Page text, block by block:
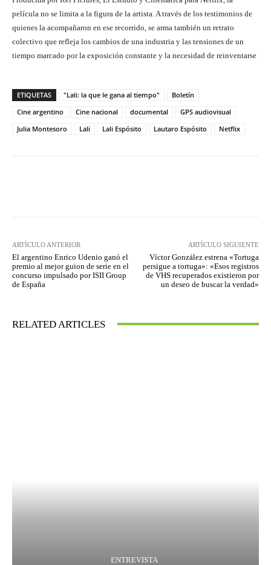
película no se limita a la figura de la artista. A través de los testimonios de
quienes la acompañaron en ese recorrido, se arma también un retrato
colectivo que refleja los cambios de una industria y las tensiones de un
tiempo marcado por la exposición constante y la necesidad de reinventarse
ETIQUETAS "Lali: la que le gana al tiempo"
Boletín
Cine argentino
Cine nacional documental
GPS audiovisual
Julia Montesoro
Lali Lali Espósito Lautaro Espósito Netflix
ARTÍCULO ANTERIOR
El argentino Enrico Udenio ganó el
premio al mejor guion de serie en el
concurso impulsado por ISII Group
de España
ARTÍCULO SIGUIENTE
Víctor González estrena «Tortuga
persigue a tortuga»: «Esos registros
de VHS recuperados existieron por
un deseo de buscar la verdad»
RELATED ARTICLES
ENTREVISTA